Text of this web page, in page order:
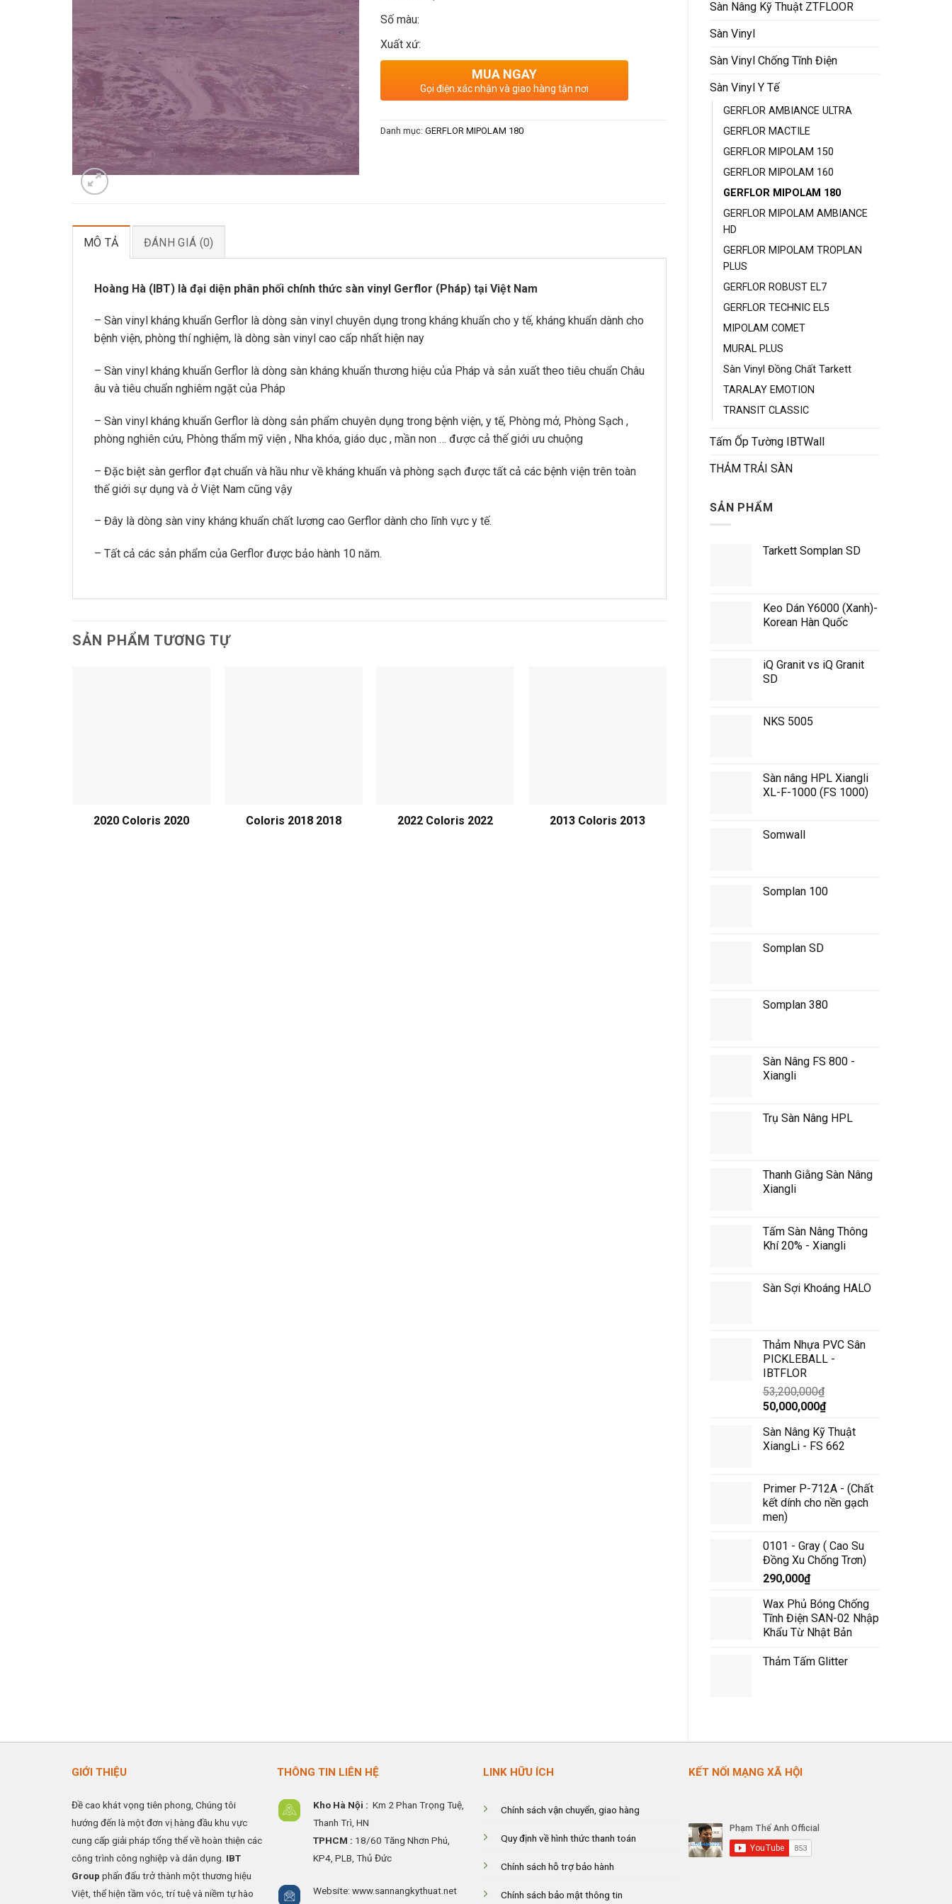
Sàn Nâng Kỹ Thuật ZTFLOOR
Sàn Vinyl
Sàn Vinyl Chống Tĩnh Điện
Sàn Vinyl Y Tế
GERFLOR AMBIANCE ULTRA
GERFLOR MACTILE
GERFLOR MIPOLAM 150
GERFLOR MIPOLAM 160
GERFLOR MIPOLAM 180
GERFLOR MIPOLAM AMBIANCE
HD
GERFLOR MIPOLAM TROPLAN
PLUS
GERFLOR ROBUST EL7
GERFLOR TECHNIC EL5
MIPOLAM COMET
MURAL PLUS
Sàn Vinyl Đồng Chất Tarkett
TARALAY EMOTION
TRANSIT CLASSIC
Tấm Ốp Tường IBTWall
THẢM TRẢI SÀN
SẢN PHẨM
Tarkett Somplan SD
Keo Dán Y6000 (Xanh)-
Korean Hàn Quốc
iQ Granit vs iQ Granit
SD
NKS 5005
Sàn nâng HPL Xiangli
XL-F-1000 (FS 1000)
Somwall
Somplan 100
Somplan SD
Somplan 380
Sàn Nâng FS 800 -
Xiangli
Trụ Sàn Nâng HPL
Thanh Giằng Sàn Nâng
Xiangli
Tấm Sàn Nâng Thông
Khí 20% - Xiangli
Sàn Sợi Khoáng HALO
Thảm Nhựa PVC Sân
PICKLEBALL -
IBTFLOR
53,200,000₫
Giá
là:
53,200,000₫.
50,000,000₫Giá
tại
là:
Sàn Nâng Kỹ Thuật
XiangLi - FS 662
Primer P-712A - (Chất
kết dính cho nền gạch
men)
0101 - Gray ( Cao Su
Đồng Xu Chống Trơn)
290,000₫
Wax Phủ Bóng Chống
Tĩnh Điện SAN-02 Nhập
Khẩu Từ Nhật Bản
Thảm Tấm Glitter
Số màu:
Xuất xứ:
MUA NGAY
Gọi điện xác nhận và giao hàng tận nơi
Danh mục: GERFLOR MIPOLAM 180
MÔ TẢ ĐÁNH GIÁ (0)
Hoàng Hà (IBT) là đại diện phân phối chính thức sàn vinyl Gerflor (Pháp) tại Việt Nam
– Sàn vinyl kháng khuẩn Gerflor là dòng sàn vinyl chuyên dụng trong kháng khuẩn cho y tế, kháng khuẩn dành cho
bệnh viện, phòng thí nghiệm, là dòng sàn vinyl cao cấp nhất hiện nay
– Sàn vinyl kháng khuẩn Gerflor là dòng sàn kháng khuẩn thương hiệu của Pháp và sản xuất theo tiêu chuẩn Châu
âu và tiêu chuẩn nghiêm ngặt của Pháp
– Sàn vinyl kháng khuẩn Gerflor là dòng sản phẩm chuyên dụng trong bệnh viện, y tế, Phòng mở, Phòng Sạch ,
phòng nghiên cứu, Phòng thẩm mỹ viện , Nha khóa, giáo dục , mần non … được cả thế giới ưu chuộng
– Đặc biệt sàn gerflor đạt chuẩn và hầu như về kháng khuẩn và phòng sạch được tất cả các bệnh viện trên toàn
thế giới sự dụng và ở Việt Nam cũng vậy
– Đây là dòng sàn viny kháng khuẩn chất lương cao Gerflor dành cho lĩnh vực y tế.
– Tất cả các sản phẩm của Gerflor được bảo hành 10 năm.
SẢN PHẨM TƯƠNG TỰ
2020 Coloris 2020 Coloris 2018 2018 2022 Coloris 2022 2013 Coloris 2013
GIỚI THIỆU
Đề cao khát vọng tiên phong, Chúng tôi
hướng đến là một đơn vị hàng đầu khu vực
cung cấp giải pháp tổng thể về hoàn thiện các
công trình công nghiệp và dân dụng. IBT
Group phấn đấu trở thành một thương hiệu
Việt, thể hiện tầm vóc, trí tuệ và niềm tự hào
THÔNG TIN LIÊN HỆ
Kho Hà Nội : Km 2 Phan Trọng Tuệ,
ThanhTrì, HN
TPHCM : 18/60 Tăng Nhơn Phú,
KP4, PLB, Thủ Đức
Website: www.sannangkythuat.net
LINK HỮU ÍCH
Chính sách vận chuyển, giao hàng
Quy định về hình thức thanh toán
Chính sách hỗ trợ bảo hành
Chính sách bảo mật thông tin
KẾT NỐI MẠNG XÃ HỘI